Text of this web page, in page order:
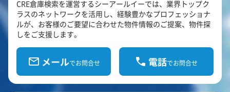
CRE倉庫検索を運営するシーアールイーでは、業界トップク
ラスのネットワークを活用し、経験豊かなプロフェッショナ
ルが、お客様のご要望に合わせた物件情報のご提案、物件探
しをご支援します。
メールでお問合せ 電話でお問合せ